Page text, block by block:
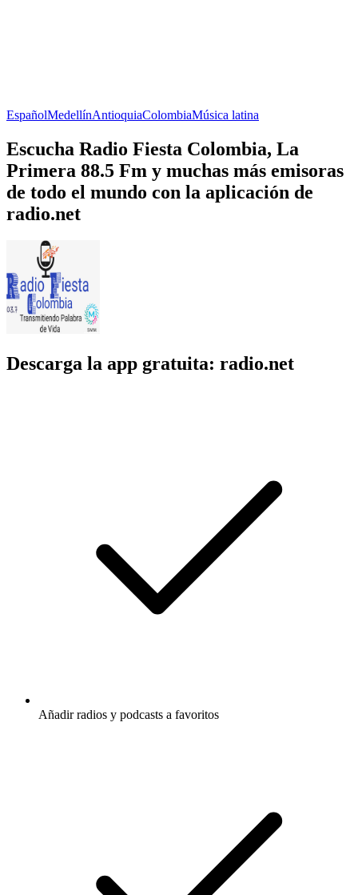
EspañolMedellínAntioquiaColombiaMúsica latina
Escucha Radio Fiesta Colombia, La
Primera 88.5 Fm y muchas más emisoras
de todo el mundo con la aplicación de
radio.net
Descarga la app gratuita: radio.net
Añadir radios y podcasts a favoritos